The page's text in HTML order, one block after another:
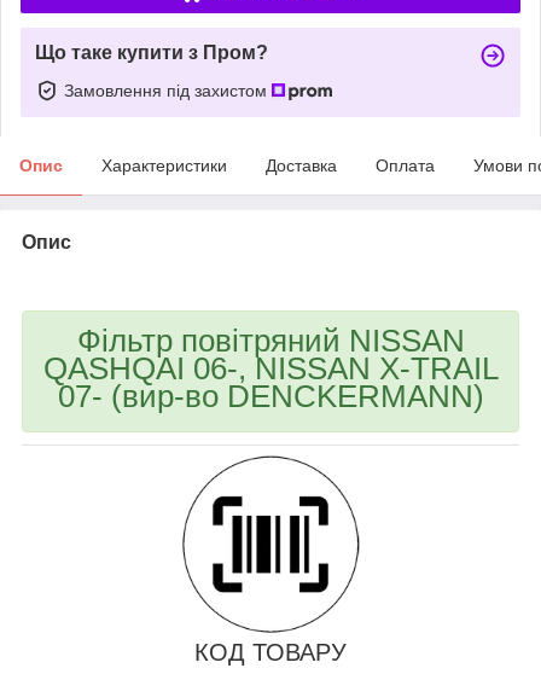
Що таке купити з Пром?
Замовлення під захистом
Опис Характеристики Доставка Оплата Умови
Опис
Фільтр повітряний NISSAN
QASHQAI 06-, NISSAN X-TRAIL
07- (вир-во DENCKERMANN)
КОД ТОВАРУ